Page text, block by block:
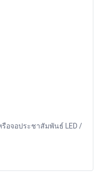
อจอประชาสัมพันธ์ LED /